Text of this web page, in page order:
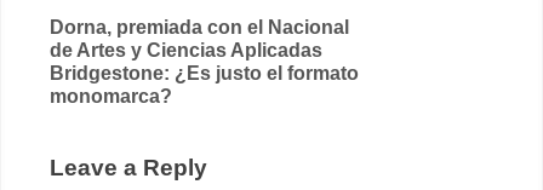
Post
navigation
Dorna, premiada con el Nacional
de Artes y Ciencias Aplicadas
Bridgestone: ¿Es justo el formato
monomarca?
Leave a Reply